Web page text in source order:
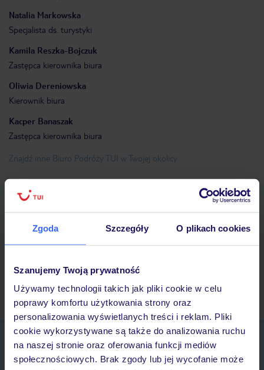
Zgoda Szczegóły O plikach cookies
Szanujemy Twoją prywatność
Używamy technologii takich jak pliki cookie w celu
poprawy komfortu użytkowania strony oraz
personalizowania wyświetlanych treści i reklam. Pliki
cookie wykorzystywane są także do analizowania ruchu
na naszej stronie oraz oferowania funkcji mediów
społecznościowych. Brak zgody lub jej wycofanie może
Natalia Markowska
Specjalista ds. turystyki
Kamila Reszka-Bojczuk
Zastępca kierownika biura
Oliwia Dereniowska
Kierownik biura
Kacper Banaszak
Zastępca kierownika biura
Znajdź inne Biuro Podróży TUI w Twojej okolicy
Pobierz bezpłatną aplikację TUI
Lista ulubionych ofert i możliwość ich udostępniania
Historia wyszukiwań i ostatnio oglądanych ofert
myTUI
Zapisz się do newslettera